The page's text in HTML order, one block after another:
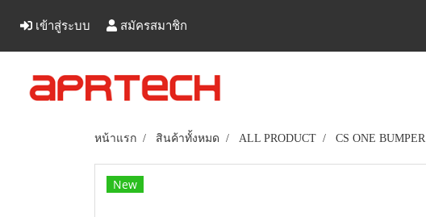
เข้าสู่ระบบ สมัครสมาชิก
หน้าแรก สินค้าทั้งหมด ALL PRODUCT CS ONE BUMPER
New